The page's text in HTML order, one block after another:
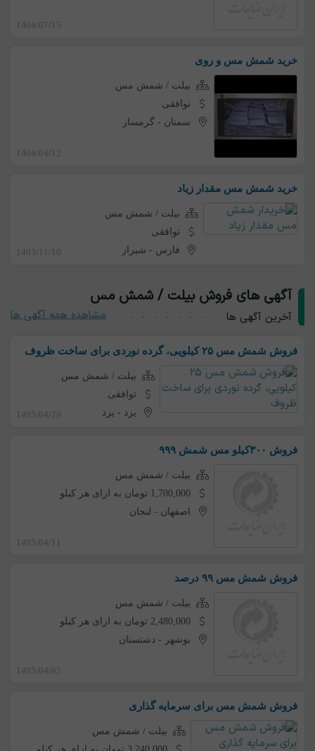
1404/07/15
خرید شمش مس و روی
بیلت / شمش مس
توافقی
سمنان - گرمسار
1404/04/12
خرید شمش مس مقدار زیاد
بیلت / شمش مس
توافقی
فارس - شیراز 1403/11/10
آگهی های فروش بیلت / شمش مس
آخرین آگهی ها مشاهده همه آگهی ها
فروش شمش مس ۲۵ کیلویی، گرده نوردی برای ساخت ظروف
بیلت / شمش مس
توافقی
یزد - یزد 1405/04/29
فروش ۳۰۰کیلو مس شمش ۹۹۹
بیلت / شمش مس
1,700,000 تومان به ازای هر کیلو
اصفهان - لنجان
1405/04/11
فروش شمش مس ۹۹ درصد
بیلت / شمش مس
2,480,000 تومان به ازای هر کیلو
بوشهر - دشتستان
1405/04/05
فروش شمش مس برای سرمایه گذاری
بیلت / شمش مس
3,240,000 تومان به ازای هر کیلو